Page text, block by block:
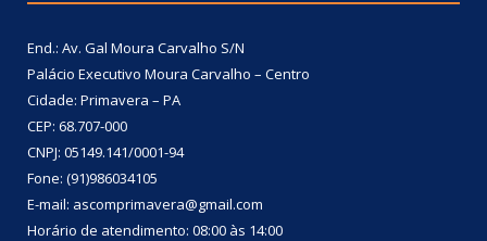
End.: Av. Gal Moura Carvalho S/N
Palácio Executivo Moura Carvalho – Centro
Cidade: Primavera – PA
CEP: 68.707-000
CNPJ: 05149.141/0001-94
Fone: (91)986034105
E-mail: ascomprimavera@gmail.com
Horário de atendimento: 08:00 às 14:00